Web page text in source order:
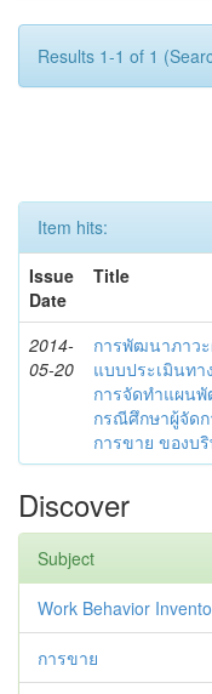
Results 1-1 of 1
Item hits:
Issue
Date
Title
2014-
05-20
การพัฒนาภาว
แบบประเมินทา
การจัดทำแผน
กรณีศึกษาผู้จัด
การขาย ของบ
Discover
Subject
Work Behavior
การขาย